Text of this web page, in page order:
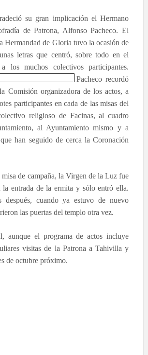
su gran implicación el Hermano
de Patrona, Alfonso Pacheco. El
Hermandad de Gloria tuvo la ocasión de
letras que centró, sobre todo en el
a los muchos colectivos participantes.
Pacheco recordó
Comisión organizadora de los actos, a
participantes en cada de las misas del
religioso de Facinas, al cuadro
al Ayuntamiento mismo y a
han seguido de cerca la Coronación
de campaña, la Virgen de la Luz fue
la entrada de la ermita y sólo entró ella.
después, cuando ya estuvo de nuevo
las puertas del templo otra vez.
aunque el programa de actos incluye
visitas de la Patrona a Tahivilla y
de octubre próximo.